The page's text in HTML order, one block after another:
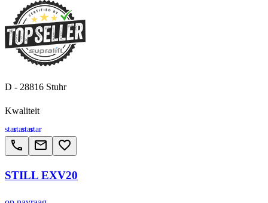
D - 28816 Stuhr
Kwaliteit
starstarstarstar
call email favorite_border
STILL EXV20